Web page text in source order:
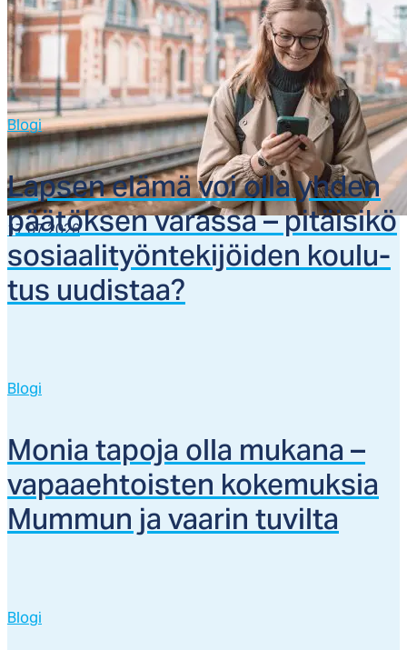
17.07.2026
Blogi
Lap­sen elä­mä voi ol­la yh­den
pää­tök­sen va­ras­sa – pi­täi­si­kö
so­siaa­li­työn­te­ki­jöi­den kou­lu­
tus uu­dis­taa?
Blogi
Mo­nia ta­po­ja ol­la mu­ka­na –
va­paaeh­tois­ten ko­ke­muk­sia
Mum­mun ja vaa­rin tu­vil­ta
Blogi